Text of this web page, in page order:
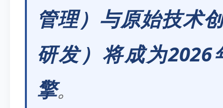
管理）与原始技术
研发）将成为
擎。